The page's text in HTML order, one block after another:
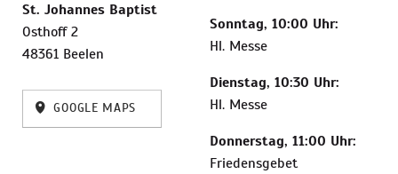
St. Johannes Baptist
Osthoff 2
48361 Beelen
GOOGLE MAPS
Sonntag, 10:00 Uhr:
Hl. Messe
Dienstag, 10:30 Uhr:
Hl. Messe
Donnerstag, 11:00 Uhr:
Friedensgebet